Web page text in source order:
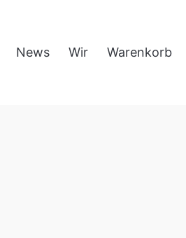
News Wir Warenkorb